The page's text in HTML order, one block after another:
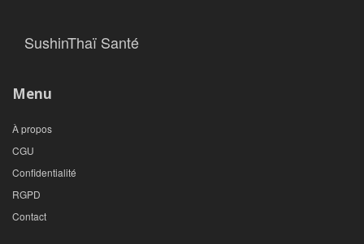
SushinThaï Santé
Menu
À propos
CGU
Confidentialité
RGPD
Contact